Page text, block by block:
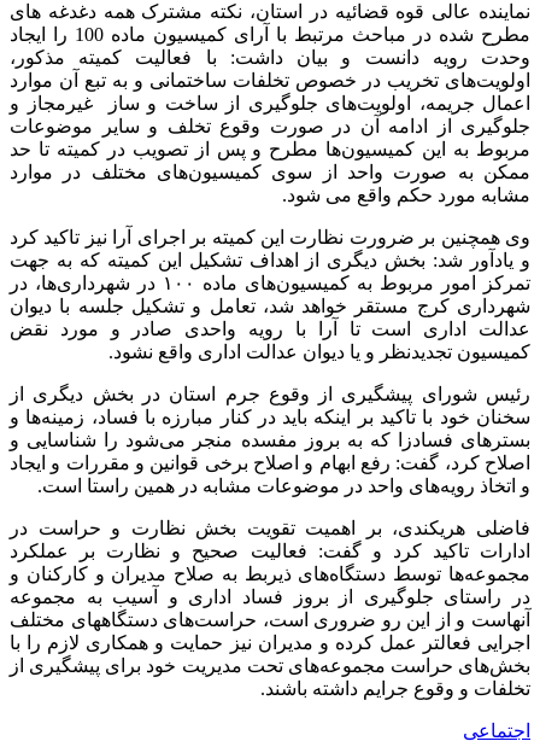
نماینده عالی قوه قضائیه در استان، نکته مشترک همه دغدغه های
مطرح شده در مباحث مرتبط با آرای کمیسیون ماده 100 را ایجاد
وحدت رویه دانست و بیان داشت: با فعالیت کمیته مذکور،
اولویت‌های تخریب در خصوص تخلفات ساختمانی و به تبع آن موارد
اعمال جریمه، اولویت‌های جلوگیری از ساخت و ساز غیرمجاز و
جلوگیری از ادامه آن در صورت وقوع تخلف و سایر موضوعات
مربوط به این کمیسیون‌ها مطرح و پس از تصویب در کمیته تا حد
ممکن به صورت واحد از سوی کمیسیون‌های مختلف در موارد
مشابه مورد حکم واقع می شود.
وی همچنین بر ضرورت نظارت این کمیته بر اجرای آرا نیز تاکید کرد
و یادآور شد: بخش دیگری از اهداف تشکیل این کمیته که به جهت
تمرکز امور مربوط به کمیسیون‌های ماده ۱۰۰ در شهرداری‌ها، در
شهرداری کرج مستقر خواهد شد، تعامل و تشکیل جلسه با دیوان
عدالت اداری است تا آرا با رویه واحدی صادر و مورد نقض
کمیسیون تجدیدنظر و یا دیوان عدالت اداری واقع نشود.
رئیس شورای پیشگیری از وقوع جرم استان در بخش دیگری از
سخنان خود با تاکید بر اینکه باید در کنار مبارزه با فساد، زمینه‌ها و
بسترهای فسادزا که به بروز مفسده منجر می‌شود را شناسایی و
اصلاح کرد، گفت: رفع ابهام و اصلاح برخی قوانین و مقررات و ایجاد
و اتخاذ رویه‌های واحد در موضوعات مشابه در همین راستا است.
فاضلی هریکندی، بر اهمیت تقویت بخش نظارت و حراست در
ادارات تاکید کرد و گفت: فعالیت صحیح و نظارت بر عملکرد
مجموعه‌ها توسط دستگاه‌های ذیربط به صلاح مدیران و کارکنان و
در راستای جلوگیری از بروز فساد اداری و آسیب به مجموعه
آنهاست و از این رو ضروری است، حراست‌های دستگاههای مختلف
اجرایی فعالتر عمل کرده و مدیران نیز حمایت و همکاری لازم را با
بخش‌های حراست مجموعه‌های تحت مدیریت خود برای پیشگیری از
تخلفات و وقوع جرایم داشته باشند.
اجتماعی